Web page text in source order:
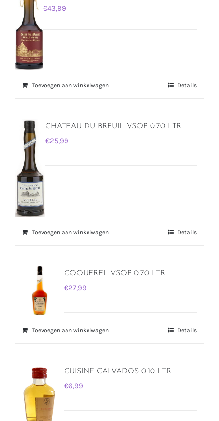
€43,99
Toevoegen aan winkelwagen Details
CHATEAU DU BREUIL VSOP 0.70 LTR
€25,99
Toevoegen aan winkelwagen Details
COQUEREL VSOP 0.70 LTR
€27,99
Toevoegen aan winkelwagen Details
CUISINE CALVADOS 0.10 LTR
€6,99